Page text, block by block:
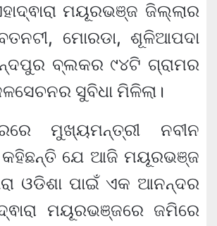
ମୟୂରଭଞ୍ଜ ଜିଲ୍ଲାର
ମୋରଡା, ଶୂଳିଆପଦା
ବ୍ଲକର ୯୪ଟି ଗ୍ରାମର
ସୁବିଧା ମିଳିଲା।
ମୁଖ୍ୟମନ୍ତ୍ରୀ ନବୀନ
କହିଛନ୍ତି ଯେ ଆଜି ମୟୂରଭଞ୍ଜ
ଓଡିଶା ପାଇଁ ଏକ ଆନନ୍ଦର
ମୟୂରଭଞ୍ଜରେ ଜମିରେ